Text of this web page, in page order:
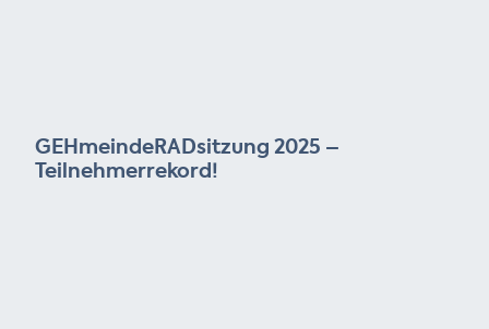
GEHmeindeRADsitzung 2025 –
Teilnehmerrekord!